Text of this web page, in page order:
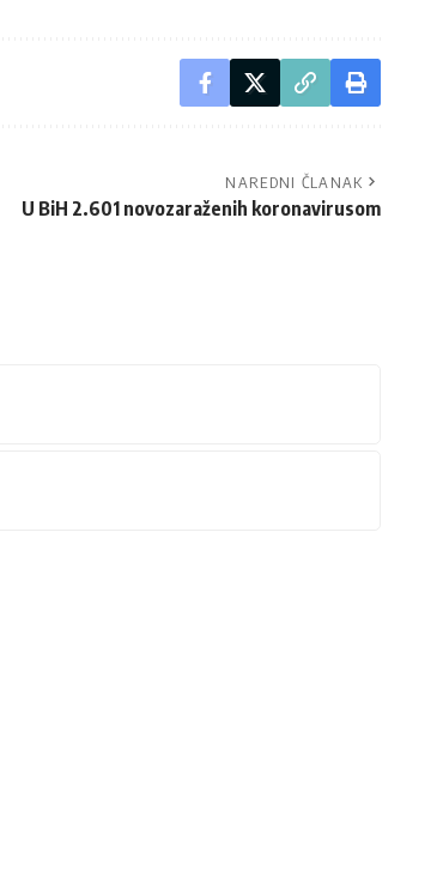
NAREDNI ČLANAK
U BiH 2.601 novozaraženih koronavirusom